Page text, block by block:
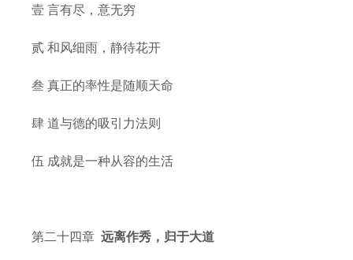
壹 言有尽，意无穷
贰 和风细雨，静待花开
叁 真正的率性是随顺天命
肆 道与德的吸引力法则
伍 成就是一种从容的生活
第二十四章 远离作秀，归于大道